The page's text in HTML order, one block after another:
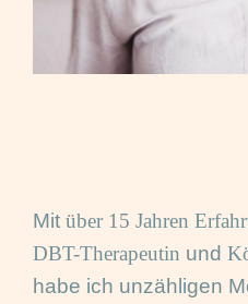
Mit über 15 Jahren
DBT-Therapeutin und
habe ich unzähligen